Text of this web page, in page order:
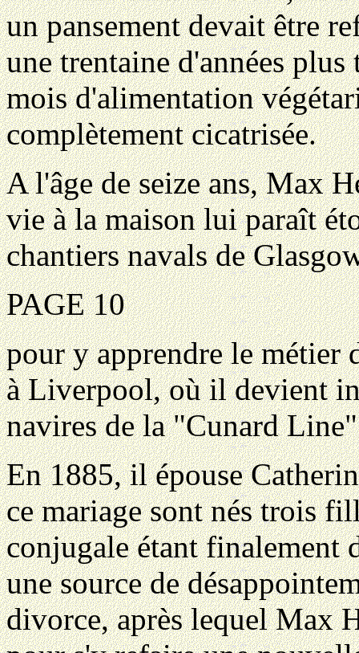
un pansement devait être
une trentaine d'années
mois d'alimentation
complètement cicatrisée.
A l'âge de seize ans, Max
vie à la maison lui paraît
chantiers navals de
PAGE 10
pour y apprendre le métier
à Liverpool, où il devient
navires de la "Cunard
En 1885, il épouse
ce mariage sont nés trois
conjugale étant finalement
une source de
divorce, après lequel Max